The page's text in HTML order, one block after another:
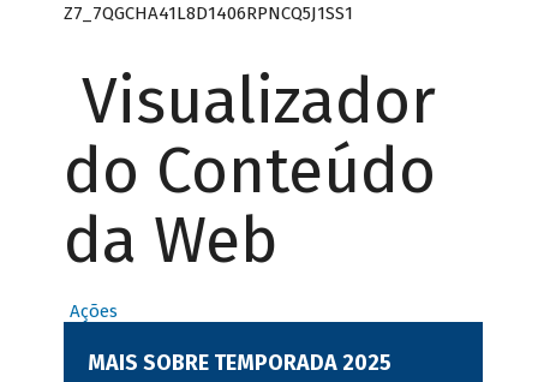
Z7_7QGCHA41L8D1406RPNCQ5J1SS1
Visualizador
do Conteúdo
da Web
Ações
MAIS SOBRE TEMPORADA 2025